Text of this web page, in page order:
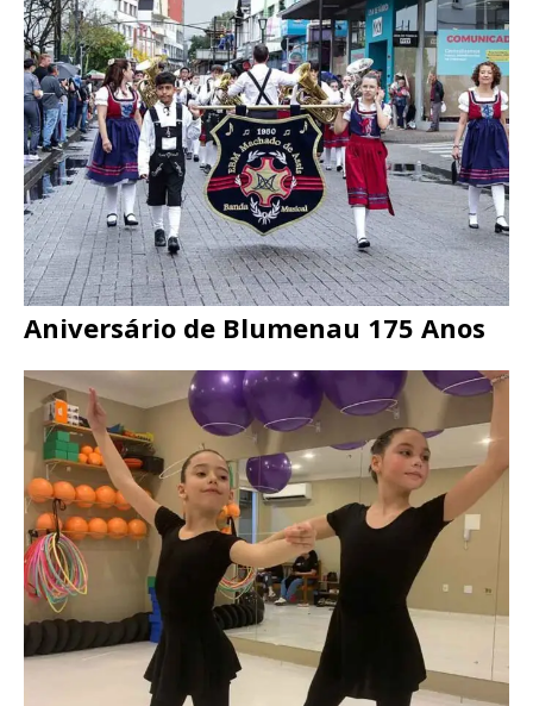
Aniversário de Blumenau 175 Anos